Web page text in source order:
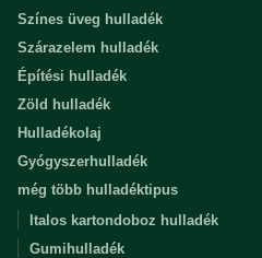
Színes üveg hulladék
Szárazelem hulladék
Építési hulladék
Zöld hulladék
Hulladékolaj
Gyógyszerhulladék
még több hulladéktipus
Italos kartondoboz hulladék
Gumihulladék